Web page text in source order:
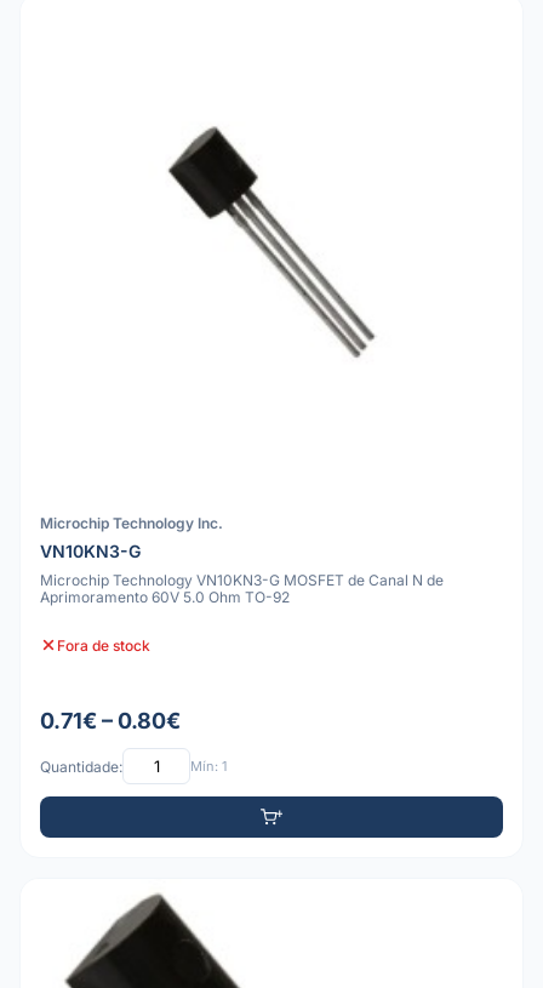
Microchip Technology Inc.
VN10KN3-G
Microchip Technology VN10KN3-G MOSFET de Canal N de
Aprimoramento 60V 5.0 Ohm TO-92
Fora de stock
0.71€ – 0.80€
Quantidade: Mín: 1